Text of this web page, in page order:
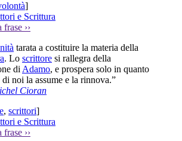
]
e Scrittura
frase ››
tarata a costituire la materia della
. Lo scrittore si rallegra della
di Adamo, e prospera solo in quanto
di noi la assume e la rinnova.”
Cioran
, scrittori]
e Scrittura
frase ››